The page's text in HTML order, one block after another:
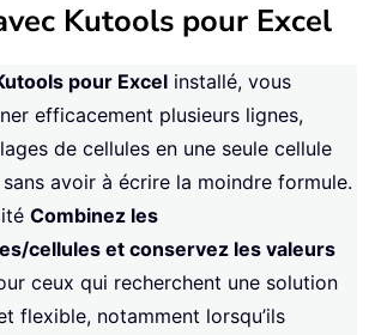
Kutools pour Excel
pour Excel installé, vous
efficacement plusieurs lignes,
de cellules en une seule cellule
avoir à écrire la moindre formule.
Combinez les
cellules et conservez les valeurs
ceux qui recherchent une solution
flexible, notamment lorsqu’ils